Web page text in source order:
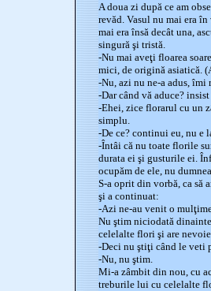
A doua zi după ce am
revăd. Vasul nu mai era
mai era însă decât una,
singură şi tristă.
-Nu mai aveţi floarea
mici, de origină asiatică.
-Nu, azi nu ne-a adus,
-Dar când vă aduce?
-Ehei, zice florarul cu un
simplu.
-De ce? continui eu, nu e
-Întâi că nu toate florile
durata ei şi gusturile ei.
ocupăm de ele, nu
S-a oprit din vorbă, ca să
şi a continuat:
-Azi ne-au venit o
Nu ştim niciodată
celelalte flori şi are
-Deci nu ştiţi când le veti
-Nu, nu ştim.
Mi-a zâmbit din nou, cu
treburile lui cu celelalte